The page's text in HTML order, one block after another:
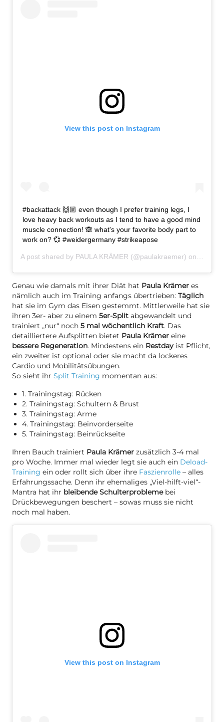
View this post on Instagram
#backattack 🙌🏼 even though I prefer training legs, I
love heavy back workouts as I tend to have a good mind
muscle connection! 🙈 what's your favorite body part to
work on? 💞 #weidergermany #strikeapose
A post shared by PAULA KRÄMER (@paulakraemer) on
Genau wie damals mit ihrer Diät hat Paula Krämer es
nämlich auch im Training anfangs übertrieben: Täglich
hat sie im Gym das Eisen gestemmt. Mittlerweile hat sie
ihren 3er- aber zu einem 5er-Split abgewandelt und
trainiert „nur“ noch 5 mal wöchentlich Kraft. Das
detailliertere Aufsplitten bietet Paula Krämer eine
bessere Regeneration. Mindestens ein Restday ist Pflicht,
ein zweiter ist optional oder sie macht da lockeres
Cardio und Mobilitätsübungen.
So sieht ihr Split Training momentan aus:
1. Trainingstag: Rücken
2. Trainingstag: Schultern & Brust
3. Trainingstag: Arme
4. Trainingstag: Beinvorderseite
5. Trainingstag: Beinrückseite
Ihren Bauch trainiert Paula Krämer zusätzlich 3-4 mal
pro Woche. Immer mal wieder legt sie auch ein Deload-
Training ein oder rollt sich über ihre Faszienrolle – alles
Erfahrungssache. Denn ihr ehemaliges „Viel-hilft-viel“-
Mantra hat ihr bleibende Schulterproblemebei
Drückbewegungen beschert – sowas muss sie nicht
noch mal haben.
View this post on Instagram